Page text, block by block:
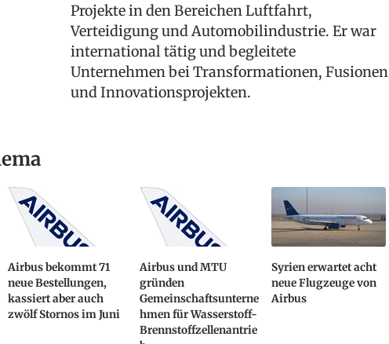
Projekte in den Bereichen Luftfahrt,
Verteidigung und Automobilindustrie. Er war
international tätig und begleitete
Unternehmen bei Transformationen, Fusionen
und Innovationsprojekten.
Airbus bekommt 71
neue Bestellungen,
kassiert aber auch
zwölf Stornos im Juni
Airbus und MTU
gründen
Gemeinschaftsunterne
hmen für Wasserstoff-
Brennstoffzellenantrie
Syrien erwartet acht
neue Flugzeuge von
Airbus